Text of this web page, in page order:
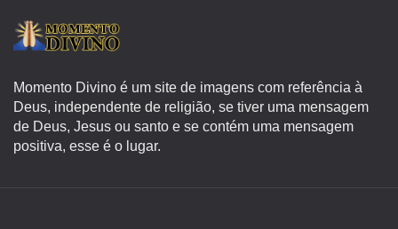
Momento Divino é um site de imagens com referência à
Deus, independente de religião, se tiver uma mensagem
de Deus, Jesus ou santo e se contém uma mensagem
positiva, esse é o lugar.